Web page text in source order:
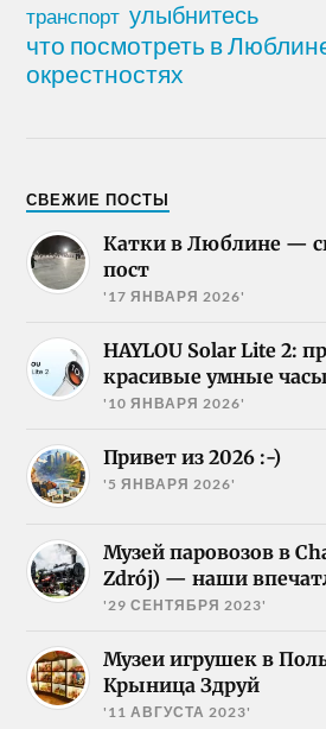
транспорт улыбнитесь
что посмотреть в
окрестностях
СВЕЖИЕ ПОСТЫ
Катки в Люблине —
пост
'17 ЯНВАРЯ 2026'
HAYLOU Solar Lite 2:
красивые умные часы
'10 ЯНВАРЯ 2026'
Привет из 2026 :-)
'5 ЯНВАРЯ 2026'
Музей паровозов в
Zdrój) — наши
'29 СЕНТЯБРЯ 2023'
Музеи игрушек в
Крыница Здруй
'11 АВГУСТА 2023'